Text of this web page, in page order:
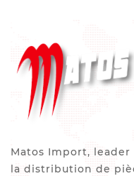
Matos Import, leader
la distribution de